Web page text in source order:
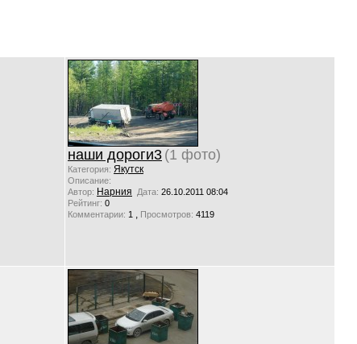
наши дороги3 (1 фото)
Категория: Якутск
Описание:
Автор: Нарния Дата: 26.10.2011 08:04
Рейтинг: 0
Комментарии: 1 , Просмотров: 4119